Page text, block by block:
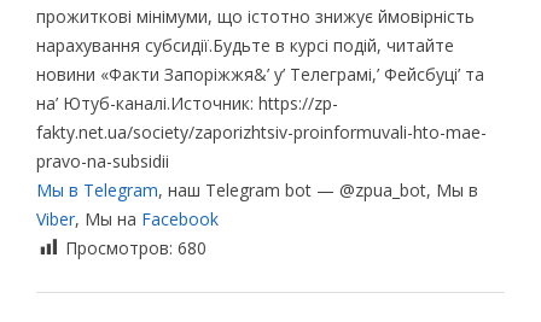
прожиткові мінімуми, що істотно знижує ймовірність
нарахування субсидії.Будьте в курсі подій, читайте
новини «Факти Запоріжжя&’ у’ Телеграмі,’ Фейсбуці’ та
на’ Ютуб-каналі.Источник: https://zp-
fakty.net.ua/society/zaporizhtsiv-proinformuvali-hto-mae-
pravo-na-subsidii
Мы в Telegram, наш Telegram bot — @zpua_bot, Мы в
Viber, Мы на Facebook
Просмотров: 680